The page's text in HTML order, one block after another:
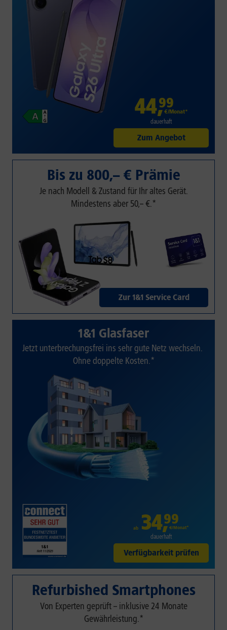
44,99
€/Monat*
dauerhaft
Zum Angebot
Bis zu 800,– € Prämie
Je nach Modell & Zustand für Ihr altes Gerät.
Mindestens aber 50,– €.*
Zur 1&1 Service Card
1&1 Glasfaser
Jetzt unterbrechungsfrei ins sehr gute Netz wechseln.
Ohne doppelte Kosten.*
ab 34,99
€/Monat*
dauerhaft
Verfügbarkeit prüfen
Refurbished Smartphones
Von Experten geprüft – inklusive 24 Monate
Gewährleistung.*